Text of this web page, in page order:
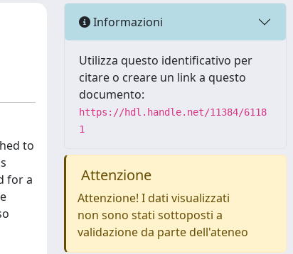
to
for a
Informazioni
Utilizza questo identificativo per
citare o creare un link a questo
documento:
https://hdl.handle.net/11384/6118
1
Attenzione
Attenzione! I dati visualizzati
non sono stati sottoposti a
validazione da parte dell'ateneo